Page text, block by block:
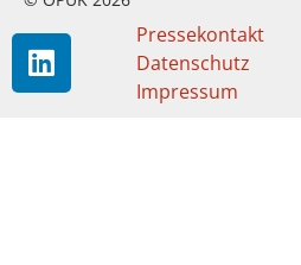
Pressekontakt
Datenschutz
Impressum